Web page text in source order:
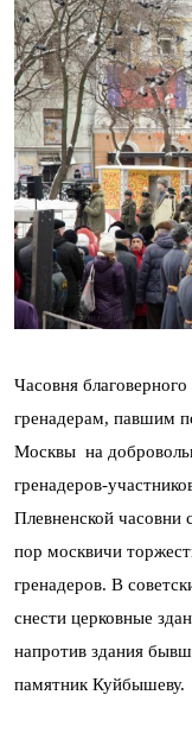
Часовня
гренадерам, павшим
Москвы на
гренадеров-
Плевненской часовни
пор москвичи
гренадеров. В
снести церковные
напротив здания
памятник Куйбышеву.